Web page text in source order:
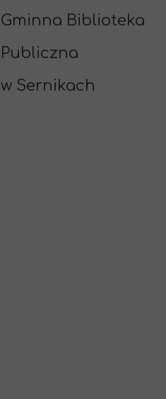
Gminna Biblioteka
Publiczna
w Sernikach